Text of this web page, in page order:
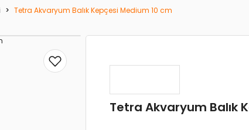
Tetra Akvaryum Balık Kepçesi Medium 10 cm
Tetra Akvaryum Balık